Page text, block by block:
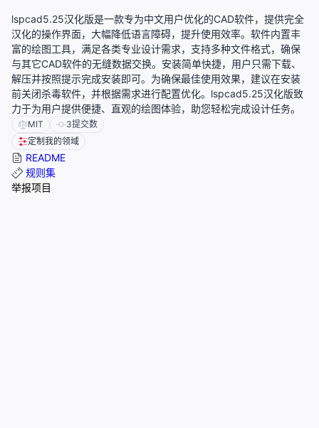
lspcad5.25汉化版是一款专为中文用户优化的CAD软件，提供完全
汉化的操作界面，大幅降低语言障碍，提升使用效率。软件内置丰
富的绘图工具，满足各类专业设计需求，支持多种文件格式，确保
与其它CAD软件的无缝数据交换。安装简单快捷，用户只需下载、
解压并按照提示完成安装即可。为确保最佳使用效果，建议在安装
前关闭杀毒软件，并根据需求进行配置优化。lspcad5.25汉化版致
力于为用户提供便捷、直观的绘图体验，助您轻松完成设计任务。
MIT 3提交数
定制我的领域
README
规则集
举报项目